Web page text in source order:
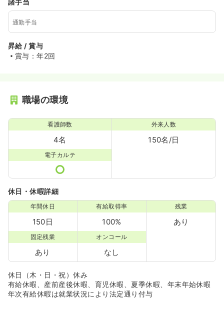
諸手当
通勤手当
昇給 / 賞与
賞与：年2回
職場の環境
看護師数
4名
外来人数
150名/日
電子カルテ
休日・休暇詳細
年間休日
150日
有給取得率
100%
残業
あり
固定残業
あり
オンコール
なし
休日（木・日・祝）休み
有給休暇、産前産後休暇、育児休暇、夏季休暇、年末年始休暇
年次有給休暇は就業状況により法定通り付与